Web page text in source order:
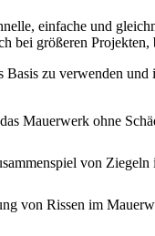
einfache und
bei größeren Projekten,
zu verwenden
Mauerwerk ohne
von
von Rissen im